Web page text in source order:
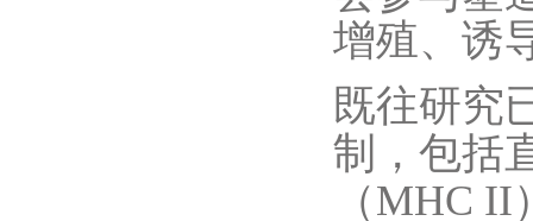
增殖、诱
既往研究
制，包括
（MHC